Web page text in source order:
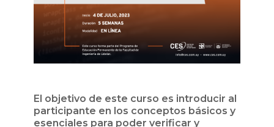
El objetivo de este curso es introducir al
participante en los conceptos básicos y
esenciales para poder verificar y